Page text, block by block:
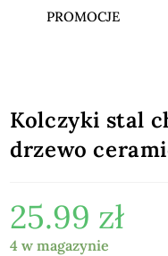
PROMOCJE
Kolczyki stal
drzewo
25.99 zł
4 w magazynie